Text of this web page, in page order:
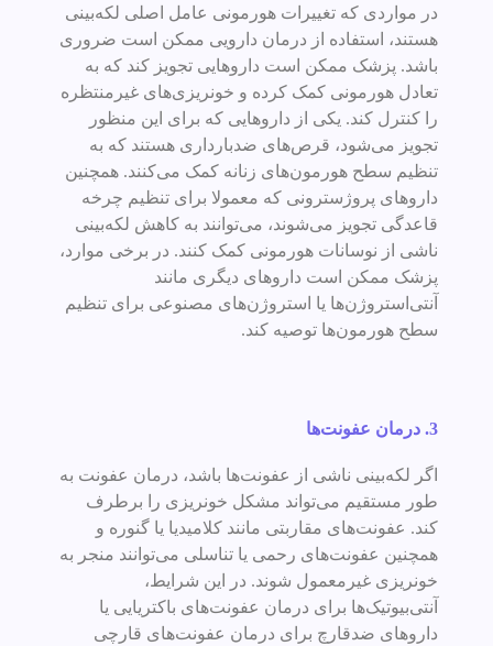
در مواردی که تغییرات هورمونی عامل اصلی لکه‌بینی
هستند، استفاده از درمان دارویی ممکن است ضروری
باشد. پزشک ممکن است داروهایی تجویز کند که به
تعادل هورمونی کمک کرده و خونریزی‌های غیرمنتظره
را کنترل کند. یکی از داروهایی که برای این منظور
تجویز می‌شود، قرص‌های ضدبارداری هستند که به
تنظیم سطح هورمون‌های زنانه کمک می‌کنند. همچنین
داروهای پروژسترونی که معمولا برای تنظیم چرخه
قاعدگی تجویز می‌شوند، می‌توانند به کاهش لکه‌بینی
ناشی از نوسانات هورمونی کمک کنند. در برخی موارد،
پزشک ممکن است داروهای دیگری مانند
آنتی‌استروژن‌ها یا استروژن‌های مصنوعی برای تنظیم
سطح هورمون‌ها توصیه کند.
3. درمان عفونت‌ها
اگر لکه‌بینی ناشی از عفونت‌ها باشد، درمان عفونت به
طور مستقیم می‌تواند مشکل خونریزی را برطرف
کند. عفونت‌های مقاربتی مانند کلامیدیا یا گنوره و
همچنین عفونت‌های رحمی یا تناسلی می‌توانند منجر به
خونریزی غیرمعمول شوند. در این شرایط،
آنتی‌بیوتیک‌ها برای درمان عفونت‌های باکتریایی یا
داروهای ضدقارچ برای درمان عفونت‌های قارچی